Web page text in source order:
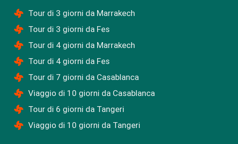
Tour di 3 giorni da Marrakech
Tour di 3 giorni da Fes
Tour di 4 giorni da Marrakech
Tour di 4 giorni da Fes
Tour di 7 giorni da Casablanca
Viaggio di 10 giorni da Casablanca
Tour di 6 giorni da Tangeri
Viaggio di 10 giorni da Tangeri